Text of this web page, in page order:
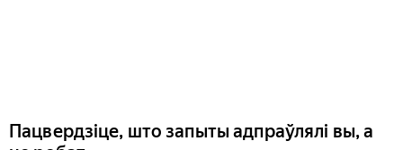
Пацвердзіце, што запыты адпраўлялі вы, а